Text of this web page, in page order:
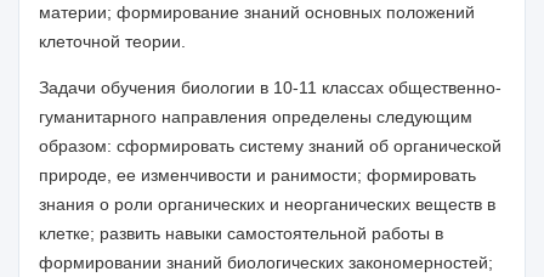
материи; формирование знаний основных положений
клеточной теории.
Задачи обучения биологии в 10-11 классах общественно-
гуманитарного направления определены следующим
образом: сформировать систему знаний об органической
природе, ее изменчивости и ранимости; формировать
знания о роли органических и неорганических веществ в
клетке; развить навыки самостоятельной работы в
формировании знаний биологических закономерностей;